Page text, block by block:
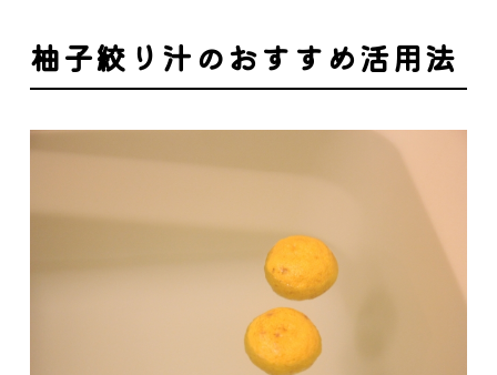
柚子絞り汁のおすすめ活用法